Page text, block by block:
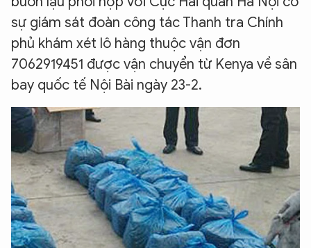
sự giám sát đoàn công tác Thanh tra Chính
phủ khám xét lô hàng thuộc vận đơn
7062919451 được vận chuyển từ Kenya về sân
bay quốc tế Nội Bài ngày 23-2.